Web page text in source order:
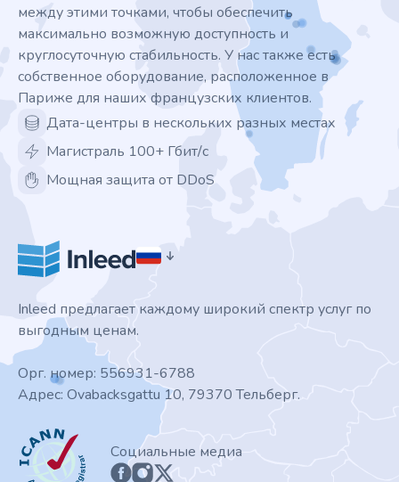
между этими точками, чтобы обеспечить
максимально возможную доступность и
круглосуточную стабильность. У нас также есть
собственное оборудование, расположенное в
Париже для наших французских клиентов.
Дата-центры в нескольких разных местах
Магистраль 100+ Гбит/с
Мощная защита от DDoS
Inleed предлагает каждому широкий спектр услуг по
выгодным ценам.
Орг. номер: 556931-6788
Адрес: Ovabacksgattu 10, 79370 Тельберг.
ICANN
Социальные медиа